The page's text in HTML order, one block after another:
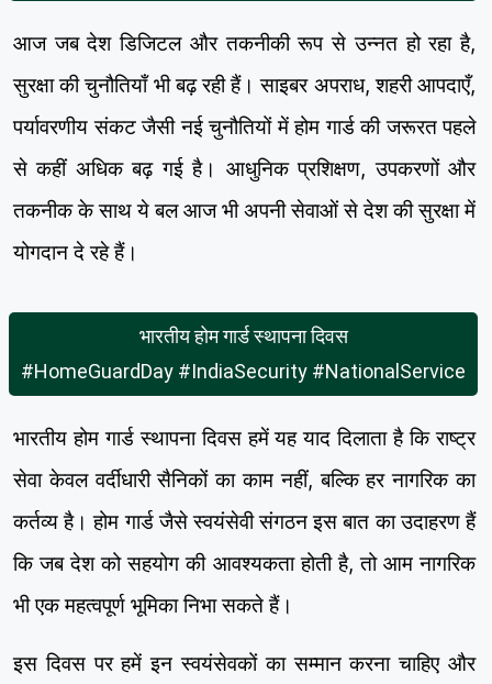
आज जब देश डिजिटल और तकनीकी रूप से उन्नत हो रहा है,
सुरक्षा की चुनौतियाँ भी बढ़ रही हैं। साइबर अपराध, शहरी आपदाएँ,
पर्यावरणीय संकट जैसी नई चुनौतियों में होम गार्ड की जरूरत पहले
से कहीं अधिक बढ़ गई है। आधुनिक प्रशिक्षण, उपकरणों और
तकनीक के साथ ये बल आज भी अपनी सेवाओं से देश की सुरक्षा में
योगदान दे रहे हैं।
भारतीय होम गार्ड स्थापना दिवस
#HomeGuardDay #IndiaSecurity #NationalService
भारतीय होम गार्ड स्थापना दिवस हमें यह याद दिलाता है कि राष्ट्र
सेवा केवल वर्दीधारी सैनिकों का काम नहीं, बल्कि हर नागरिक का
कर्तव्य है। होम गार्ड जैसे स्वयंसेवी संगठन इस बात का उदाहरण हैं
कि जब देश को सहयोग की आवश्यकता होती है, तो आम नागरिक
भी एक महत्वपूर्ण भूमिका निभा सकते हैं।
इस दिवस पर हमें इन स्वयंसेवकों का सम्मान करना चाहिए और